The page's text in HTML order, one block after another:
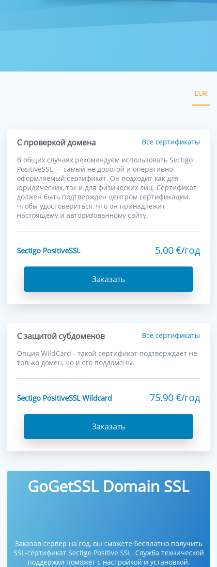
EUR
С проверкой домена
Все сертификаты
В общих случаях рекомендуем использовать Sectigo
PositiveSSL — самый не дорогой и оперативно
оформляемый сертификат. Он подходит как для
юридических, так и для физических лиц. Сертификат
должен быть подтвержден центром сертификации,
чтобы удостовериться, что он принадлежит
настоящему и авторизованному сайту.
Sectigo PositiveSSL 5.00 €/год
Заказать
С защитой субдоменов
Все сертификаты
Опция WildCard - такой сертификат подтверждает не
только домен, но и его поддомены.
Sectigo PositiveSSL Wildcard 75.90 €/год
Заказать
GoGetSSL Domain SSL
Заказав сервер на год, вы сможете бесплатно получить
SSL-сертификат Sectigo Positive SSL. Служба технической
поддержки поможет с настройкой и установкой.